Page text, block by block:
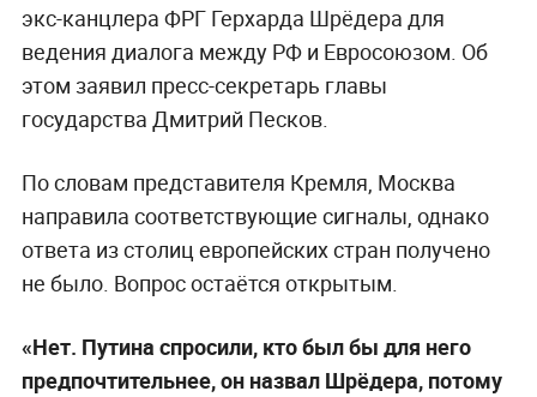
экс-канцлера ФРГ Герхарда Шрёдера для
ведения диалога между РФ и Евросоюзом. Об
этом заявил пресс-секретарь главы
государства Дмитрий Песков.
По словам представителя Кремля, Москва
направила соответствующие сигналы, однако
ответа из столиц европейских стран получено
не было. Вопрос остаётся открытым.
«Нет. Путина спросили, кто был бы для него
предпочтительнее, он назвал Шрёдера, потому